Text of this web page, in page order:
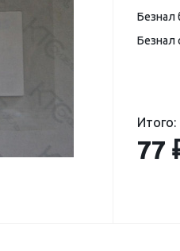
Безнал
Безнал
Итого:
77